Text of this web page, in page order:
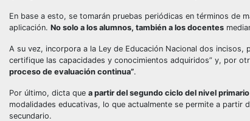
En base a esto, se tomarán pruebas periódicas en términos de
aplicación. No solo a los alumnos, también a los docentes
A su vez, incorpora a la Ley de Educación Nacional dos incisos,
certifique las capacidades y conocimientos adquiridos” y, por
proceso de evaluación continua”.
Por último, dicta que a partir del segundo ciclo del nivel primario
modalidades educativas, lo que actualmente se permite a partir
secundario.